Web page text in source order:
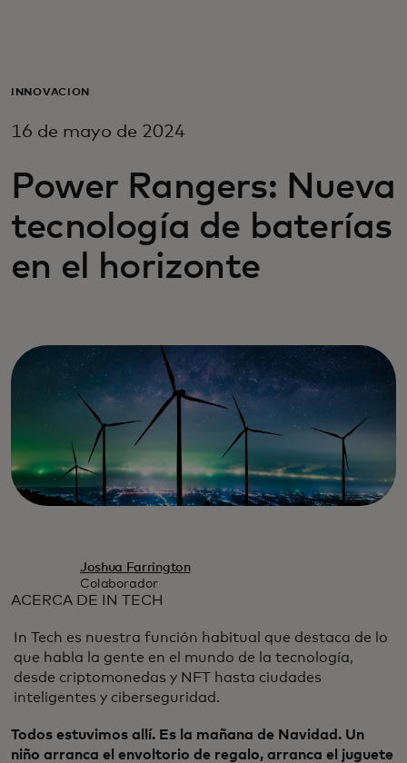
Para empresas
Para innovadores
Noticias y tendencias
INNOVACIÓN
16 de mayo de 2024
Power Rangers: Nueva
tecnología de baterías
en el horizonte
Joshua Farrington
Colaborador
ACERCA DE IN TECH
In Tech es nuestra función habitual que destaca de lo
que habla la gente en el mundo de la tecnología,
desde criptomonedas y NFT hasta ciudades
inteligentes y ciberseguridad.
Todos estuvimos allí. Es la mañana de Navidad. Un
niño arranca el envoltorio de regalo, arranca el juguete